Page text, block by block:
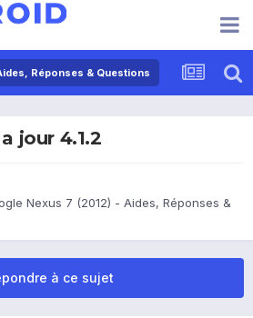
Réponses & Questions
jour 4.1.2
Nexus 7 (2012) - Aides, Réponses &
à ce sujet